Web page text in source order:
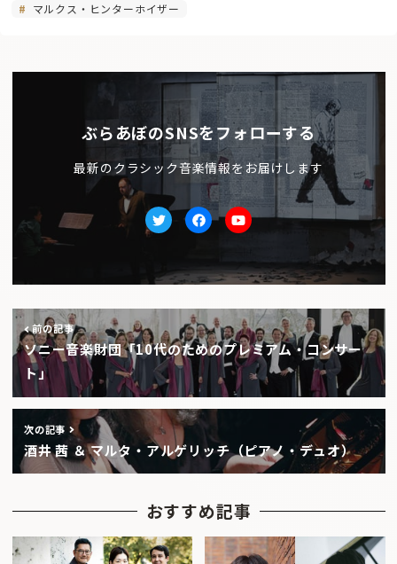
マルクス・ヒンターホイザー
ぶらあぼのSNSをフォローする
最新のクラシック音楽情報をお届けします
TwitterfacebookYoutube
前の記事
ソニー音楽財団「10代のためのプレミアム・コンサー
ト」
次の記事
酒井 茜 ＆ マルタ・アルゲリッチ（ピアノ・デュオ）
おすすめ記事